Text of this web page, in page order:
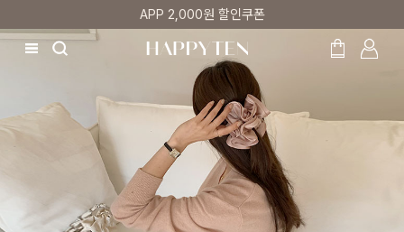
매주 리뷰어 최대 1만원 쿠폰